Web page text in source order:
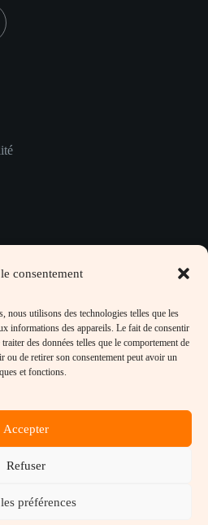
consentement
nous utilisons des technologies telles que les
informations des appareils. Le fait de consentir
des données telles que le comportement de
ou de retirer son consentement peut avoir un
et fonctions.
Accepter
Refuser
préférences
Creusotine, 32 rue Jean
:
Vendredi et Samedi de